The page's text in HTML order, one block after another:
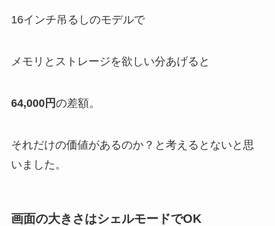
16インチ吊るしのモデルで
メモリとストレージを欲しい分あげると
64,000円の差額。
それだけの価値があるのか？と考えるとないと思
いました。
画面の大きさはシェルモードでOK